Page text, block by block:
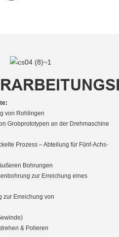
von Rohlingen
Grobprototypen an der Drehmaschine
Prozess – Abteilung für Fünf-Achs-
Bohrungen
zur Erreichung eines
zur Erreichung von
& Polieren